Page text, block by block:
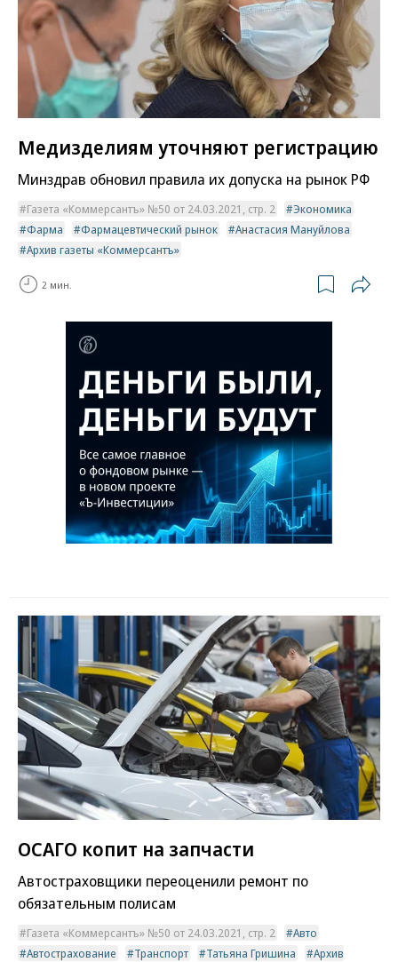
Медизделиям уточняют регистрацию
Минздрав обновил правила их допуска на рынок РФ
Газета «Коммерсантъ» №50 от 24.03.2021, стр. 2
Экономика
Фарма
Фармацевтический рынок
Анастасия Мануйлова
Архив газеты «Коммерсантъ»
2 мин.
ОСАГО копит на запчасти
Автостраховщики переоценили ремонт по
обязательным полисам
Газета «Коммерсантъ» №50 от 24.03.2021, стр. 2
Авто
Автострахование
Транспорт Татьяна Гришина
Архив